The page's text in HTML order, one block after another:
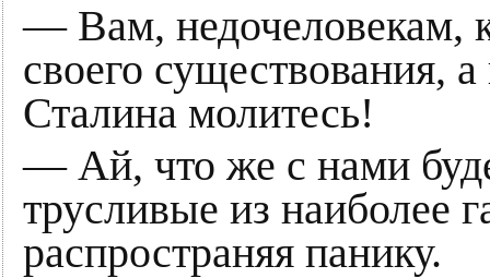
— Вам, недочеловекам,
своего существования,
Сталина молитесь!
— Ай, что же с нами
трусливые из наиболее
распространяя панику.